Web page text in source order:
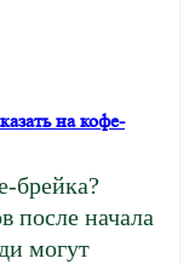
на кофе-
брейка?
после начала
могут